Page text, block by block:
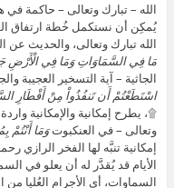
الله – تبارك وتعالى – حاكمة في
يُمكِن أن نستكمل خُطة ارتفاق
الله تبارك وتعالى، والحديث عن
مَا فِي السَّمَاوَاتِ وَمَا فِي الْأَرْضِ
الجاثية – آية التسخير العجيبة
اسْتَطَعْتُمْ أَن تَنفُذُواْ مِنْ أَقْطَارِ
۩، يطرح إمكانية والإمكانية
وتعالى – في العنكبوتوَمَا أَنْتُمْ
إمكانية تنبَّه لها الفخر الرازي
الأيام قد يُقدَّر له أن يعلو في
السماوات، أي الأجرام العُليا من